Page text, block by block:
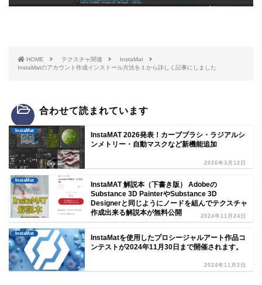
HOME テクスチャ関連
InstaMat
InstaMatのアカウント作成インストール方法を１から詳しく記事にしました
合わせて読まれています
InstaMat
InstaMAT 2026発表！カーブブラシ・ラジアルシ
ンメトリー・自動マスクなど新機能追加
2026年3月12日
InstaMat
InstaMAT 解説本（下書き版） Adobeの
Substance 3D PainterやSubstance 3D
Designerと同じようにノードを組んでテクスチャ
作成出来る解説本が無料公開
2024年11月24日
InstaMat
InstaMatを使用したプロシージャルアート作品コ
ンテストが2024年11月30日まで開催されます。
2024年11月2日